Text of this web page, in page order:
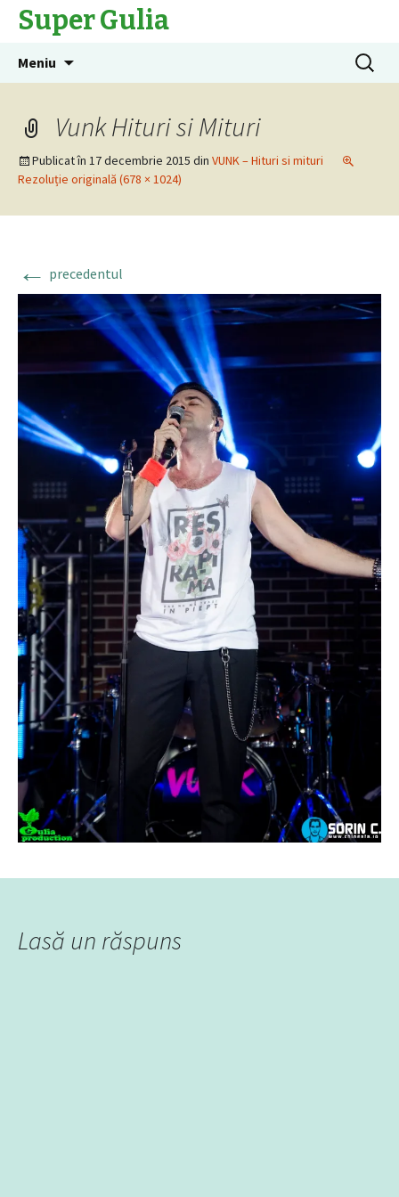
Super Gulia
Meniu
Caută
după:
Vunk Hituri si Mituri
Publicat în 17 decembrie 2015 din VUNK – Hituri si mituri
Rezoluție originală (678 × 1024)
← precedentul
Lasă un răspuns